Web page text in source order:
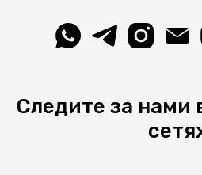
Следите за нами